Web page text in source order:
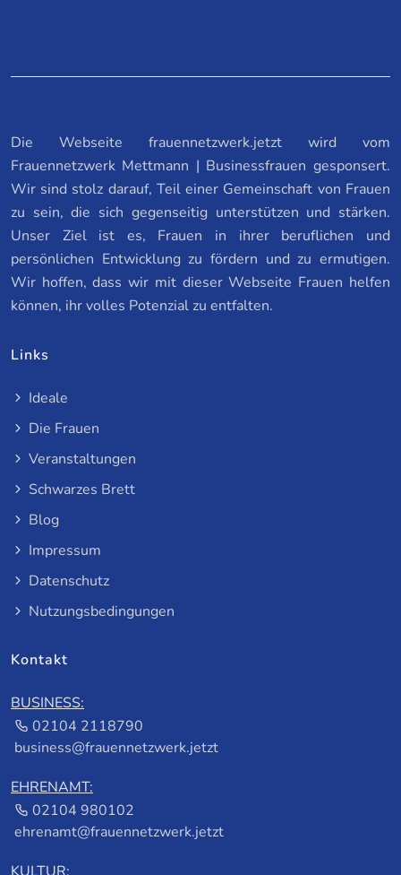
Die Webseite frauennetzwerk.jetzt wird vom
Frauennetzwerk Mettmann | Businessfrauen gesponsert.
Wir sind stolz darauf, Teil einer Gemeinschaft von Frauen
zu sein, die sich gegenseitig unterstützen und stärken.
Unser Ziel ist es, Frauen in ihrer beruflichen und
persönlichen Entwicklung zu fördern und zu ermutigen.
Wir hoffen, dass wir mit dieser Webseite Frauen helfen
können, ihr volles Potenzial zu entfalten.
Links
Ideale
Die Frauen
Veranstaltungen
Schwarzes Brett
Blog
Impressum
Datenschutz
Nutzungsbedingungen
Kontakt
BUSINESS:
02104 2118790
business@frauennetzwerk.jetzt
EHRENAMT:
02104 980102
ehrenamt@frauennetzwerk.jetzt
KULTUR: